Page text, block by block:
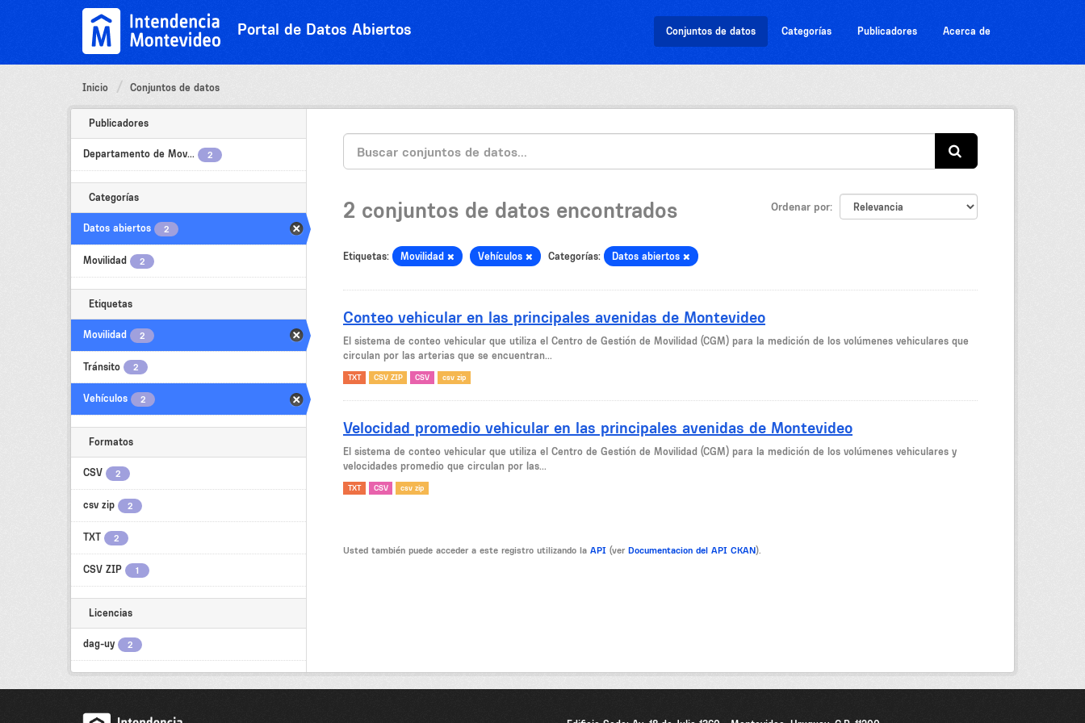
Portal de Datos Abiertos Conjuntos de datos Categorías Publicadores Acerca de
Inicio Conjuntos de datos
Publicadores
Departamento de Mov... 2
Categorías
Datos abiertos 2
Movilidad 2
Etiquetas
Movilidad 2
Tránsito 2
Vehículos 2
Formatos
CSV 2
csv zip 2
TXT 2
CSV ZIP 1
Licencias
dag-uy 2
Ordenar por
2 conjuntos de datos encontrados
Etiquetas: Movilidad Vehículos Categorías: Datos abiertos
Conteo vehicular en las principales avenidas de Montevideo
El sistema de conteo vehicular que utiliza el Centro de Gestión de Movilidad (CGM) para la medición de los volúmenes vehiculares que
circulan por las arterias que se encuentran...
TXT CSV ZIP CSV csv zip
Velocidad promedio vehicular en las principales avenidas de Montevideo
El sistema de conteo vehicular que utiliza el Centro de Gestión de Movilidad (CGM) para la medición de los volúmenes vehiculares y
velocidades promedio que circulan por las...
TXT CSV csv zip
Usted también puede acceder a este registro utilizando la API (ver Documentacion del API CKAN).